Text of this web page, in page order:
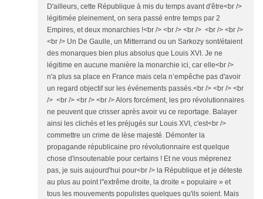
D'ailleurs, cette République à mis du temps avant d'être<br />
légitimée pleinement, on sera passé entre temps par 2
Empires, et deux monarchies !<br /> <br /> <br /> <br /> <br />
<br /> Un De Gaulle, un Mitterrand ou un Sarkozy sont/étaient
des monarques bien plus absolus que Louis XVI. Je ne
légitime en aucune manière la monarchie ici, car elle<br />
n'a plus sa place en France mais cela n’empêche pas d'avoir
un regard objectif sur les événements passés.<br /> <br /> <br
/> <br /> <br /> <br /> Alors forcément, les pro révolutionnaires
ne peuvent que crisser après avoir vu ce reportage. Balayer
ainsi les clichés et les préjugés sur Louis XVI, c'est<br />
commettre un crime de lèse majesté. Démonter la
propagande républicaine pro révolutionnaire est quelque
chose d'insoutenable pour certains ! Et ne vous méprenez
pas, je suis aujourd'hui pour<br /> la République et je déteste
au plus au point l''extrême droite, la droite « populaire » et
tous les mouvements populistes quelques qu'ils soient. Mais